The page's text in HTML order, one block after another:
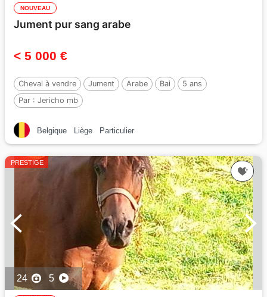
NOUVEAU
Jument pur sang arabe
< 5 000 €
Cheval à vendre Jument Arabe Bai
5 ans
Par : Jericho mb
Belgique Liège Particulier
PRESTIGE
24 5